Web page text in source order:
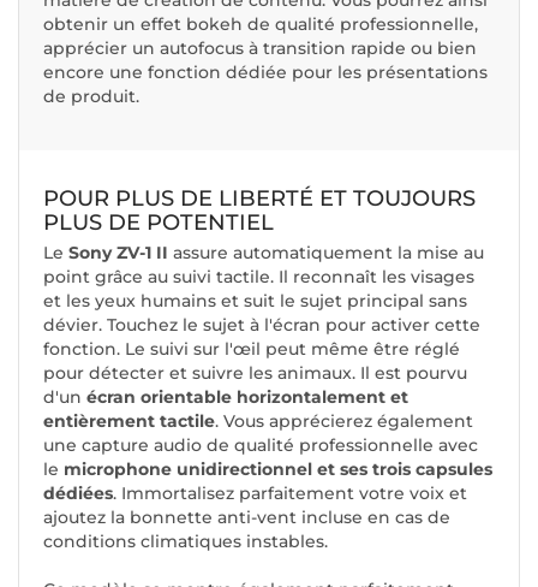
obtenir un effet bokeh de qualité professionnelle,
apprécier un autofocus à transition rapide ou bien
encore une fonction dédiée pour les présentations
de produit.
POUR PLUS DE LIBERTÉ ET TOUJOURS
PLUS DE POTENTIEL
Le Sony ZV-1 II assure automatiquement la mise au
point grâce au suivi tactile. Il reconnaît les visages
et les yeux humains et suit le sujet principal sans
dévier. Touchez le sujet à l'écran pour activer cette
fonction. Le suivi sur l'œil peut même être réglé
pour détecter et suivre les animaux. Il est pourvu
d'un écran orientable horizontalement et
entièrement tactile. Vous apprécierez également
une capture audio de qualité professionnelle avec
le microphone unidirectionnel et ses trois capsules
dédiées. Immortalisez parfaitement votre voix et
ajoutez la bonnette anti-vent incluse en cas de
conditions climatiques instables.